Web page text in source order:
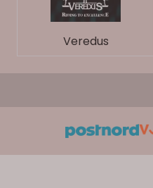
Veredus